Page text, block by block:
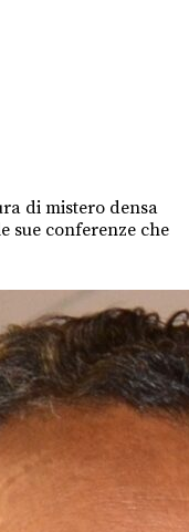
di mistero densa
sue conferenze che